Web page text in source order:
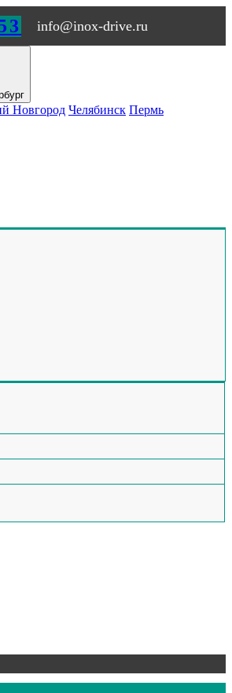
info@inox-drive.ru
Новгород Челябинск Пермь